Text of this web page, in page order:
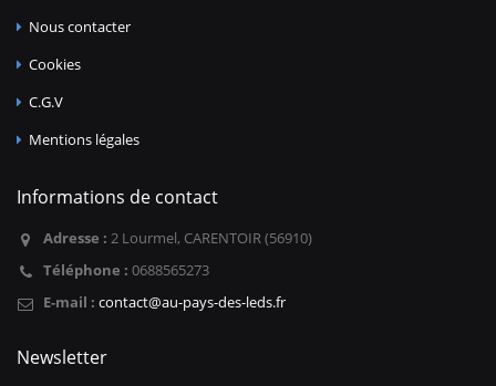
Nous contacter
Cookies
C.G.V
Mentions légales
Informations de contact
Adresse : 2 Lourmel, CARENTOIR (56910)
Téléphone : 0688565273
E-mail : contact@au-pays-des-leds.fr
Newsletter